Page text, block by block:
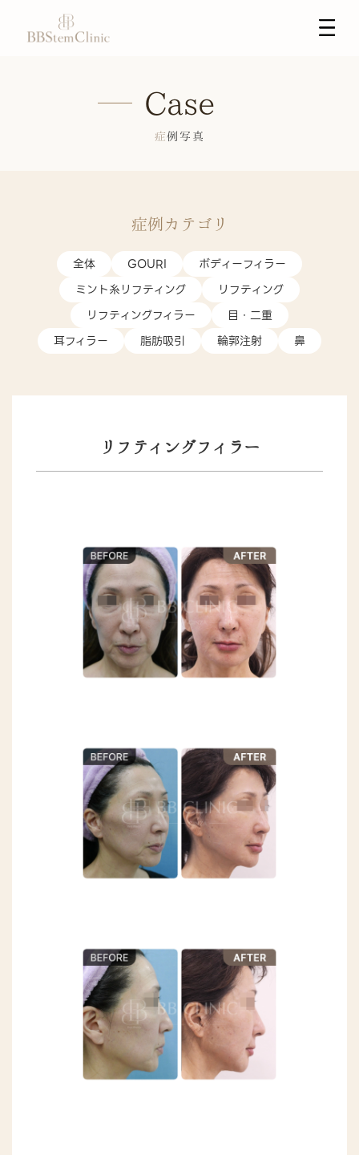
Case
症例写真
症例カテゴリ
全体 GOURI
ボディーフィラー
ミント糸リフティング
リフティング
リフティングフィラー
目・二重
耳フィラー
脂肪吸引 輪郭注射 鼻
リフティングフィラー